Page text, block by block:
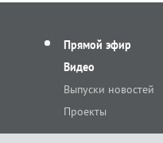
Прямой эфир
Видео
Выпуски новостей
Проекты